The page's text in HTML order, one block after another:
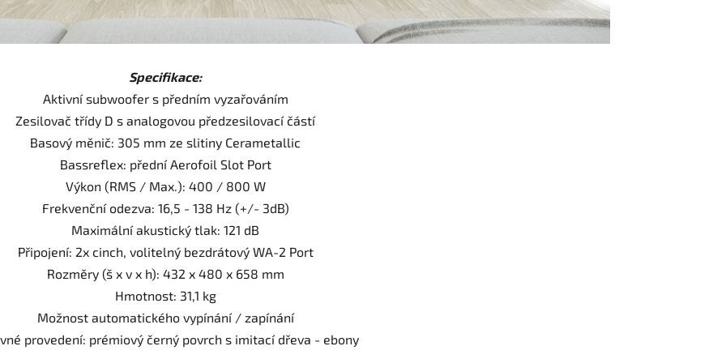
Specifikace:
Aktivní subwoofer s předním vyzařováním
Zesilovač třídy D s analogovou předzesilovací částí
Basový měnič: 305 mm ze slitiny Cerametallic
Bassreflex: přední Aerofoil Slot Port
Výkon (RMS / Max.): 400 / 800 W
Frekvenční odezva: 16,5 - 138 Hz (+/- 3dB)
Maximální akustický tlak: 121 dB
Připojení: 2x cinch, volitelný bezdrátový WA-2 Port
Rozměry (š x v x h): 432 x 480 x 658 mm
Hmotnost: 31,1 kg
Možnost automatického vypínání / zapínání
provedení: prémiový černý povrch s imitací dřeva - ebony